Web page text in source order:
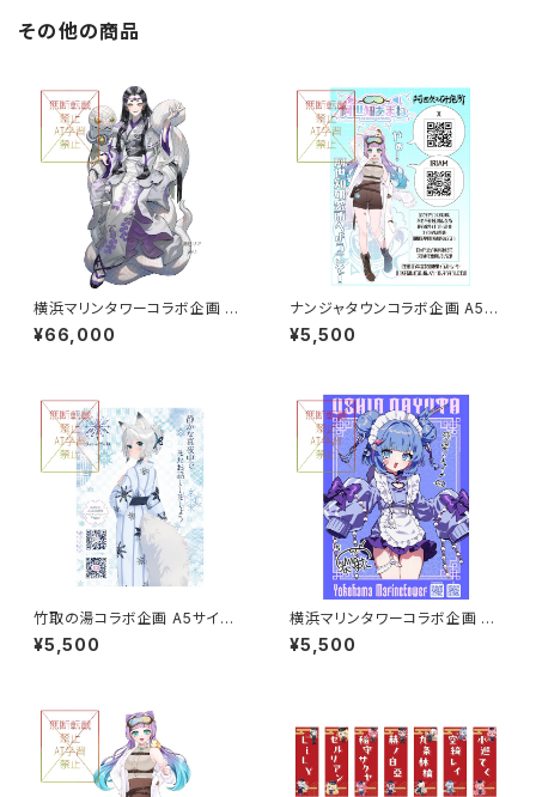
その他の商品
横浜マリンタワーコラボ企画 等
身大パネル グループC
¥66,000
ナンジャタウンコラボ企画 A5サ
イズアクリルボード グループB
¥5,500
竹取の湯コラボ企画 A5サイズ
アクリルボード
¥5,500
横浜マリンタワーコラボ企画 A5
サイズアクリルボード グループ
A
¥5,500